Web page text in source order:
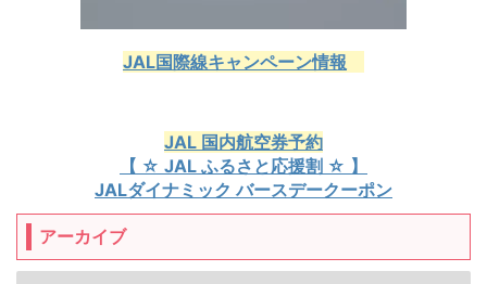
JAL国際線キャンペーン情報
JAL 国内航空券予約
【 ☆ JAL ふるさと応援割 ☆ 】
JALダイナミック バースデークーポン
アーカイブ